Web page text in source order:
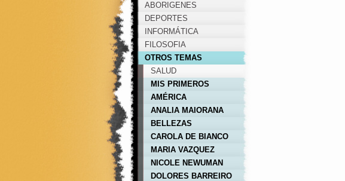
ABORIGENES
DEPORTES
INFORMÁTICA
FILOSOFIA
OTROS TEMAS
SALUD
MIS PRIMEROS
PEPINOS EN LA WEB
AMÉRICA
ANALIA MAIORANA
BELLEZAS
ARGENTINAS
CAROLA DE BIANCO
MARIA VAZQUEZ
NICOLE NEWUMAN
DOLORES BARREIRO